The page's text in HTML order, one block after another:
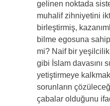
gelinen noktada
muhalif zihniyetini
birleştirmiş,
bilme egosuna
mi? Naif bir
gibi İslam davasını
yetiştirmeye
sorunların
çabalar olduğunu